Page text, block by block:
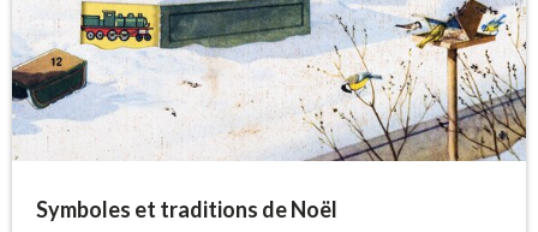
Symboles et traditions de Noël